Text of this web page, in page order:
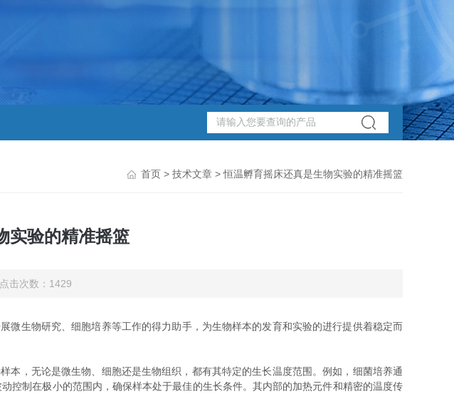
首页 > 技术文章 > 恒温孵育摇床还真是生物实验的精准摇篮
实验的精准摇篮
击次数：1429
微生物研究、细胞培养等工作的得力助手，为生物样本的发育和实验的进行提供着稳定而
，无论是微生物、细胞还是生物组织，都有其特定的生长温度范围。例如，细菌培养通
控制在极小的范围内，确保样本处于最佳的生长条件。其内部的加热元件和精密的温度传